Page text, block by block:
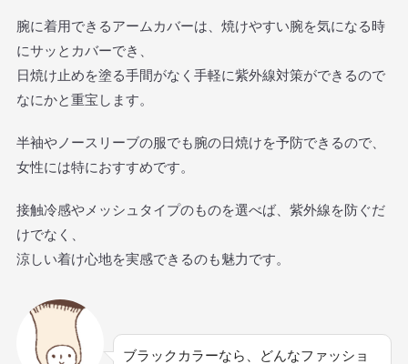
腕に着用できるアームカバーは、焼けやすい腕を気になる時
にサッとカバーでき、
日焼け止めを塗る手間がなく手軽に紫外線対策ができるので
なにかと重宝します。
半袖やノースリーブの服でも腕の日焼けを予防できるので、
女性には特におすすめです。
接触冷感やメッシュタイプのものを選べば、紫外線を防ぐだ
けでなく、
涼しい着け心地を実感できるのも魅力です。
ブラックカラーなら、どんなファッショ